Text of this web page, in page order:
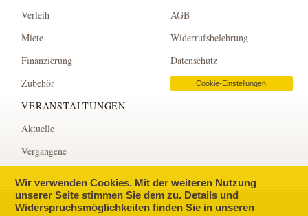
Verleih
Miete
Finanzierung
Zubehör
VERANSTALTUNGEN
Aktuelle
Vergangene
AGB
Widerrufsbelehrung
Datenschutz
Cookie-Einstellungen
© KLAVIERHAUS KLAVINS , BONN.
Wir verwenden Cookies. Mit der weiteren Nutzung
unserer Seite stimmen Sie dem zu. Details und
Widerspruchsmöglichkeiten finden Sie in unseren